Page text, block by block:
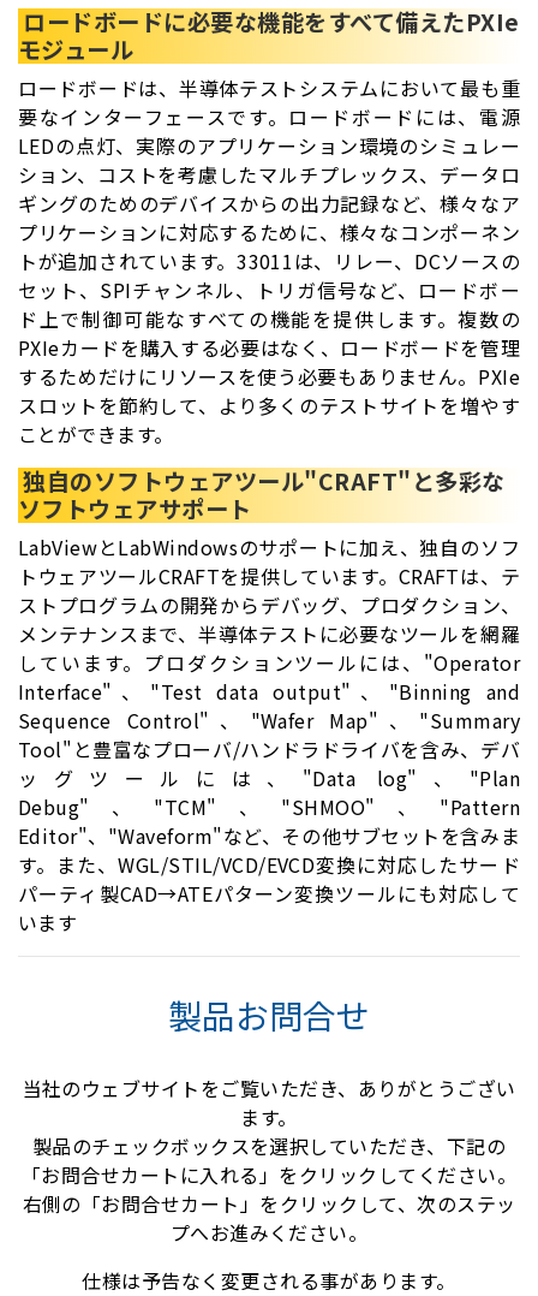
ロードボードに必要な機能をすべて備えたPXIe
モジュール
ロードボードは、半導体テストシステムにおいて最も重
要なインターフェースです。ロードボードには、電源
LEDの点灯、実際のアプリケーション環境のシミュレー
ション、コストを考慮したマルチプレックス、データロ
ギングのためのデバイスからの出力記録など、様々なア
プリケーションに対応するために、様々なコンポーネン
トが追加されています。33011は、リレー、DCソースの
セット、SPIチャンネル、トリガ信号など、ロードボー
ド上で制御可能なすべての機能を提供します。複数の
PXIeカードを購入する必要はなく、ロードボードを管理
するためだけにリソースを使う必要もありません。PXIe
スロットを節約して、より多くのテストサイトを増やす
ことができます。
独自のソフトウェアツール"CRAFT"と多彩な
ソフトウェアサポート
LabViewとLabWindowsのサポートに加え、独自のソフ
トウェアツールCRAFTを提供しています。CRAFTは、テ
ストプログラムの開発からデバッグ、プロダクション、
メンテナンスまで、半導体テストに必要なツールを網羅
しています。プロダクションツールには、"Operator
Interface"、"Test data output"、"Binning and
Sequence Control"、"Wafer Map"、"Summary
Tool"と豊富なプローバ/ハンドラドライバを含み、デバ
ッグツールには、"Data log"、"Plan
Debug"、"TCM"、"SHMOO"、"Pattern
Editor"、"Waveform"など、その他サブセットを含みま
す。また、WGL/STIL/VCD/EVCD変換に対応したサード
パーティ製CAD→ATEパターン変換ツールにも対応して
います
製品お問合せ
当社のウェブサイトをご覧いただき、ありがとうござい
ます。
製品のチェックボックスを選択していただき、下記の
「お問合せカートに入れる」をクリックしてください。
右側の「お問合せカート」をクリックして、次のステッ
プへお進みください。
仕様は予告なく変更される事があります。